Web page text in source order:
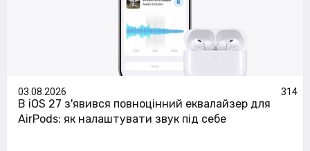
03.08.2026 314
В iOS 27 з'явився повноцінний еквалайзер для
AirPods: як налаштувати звук під себе